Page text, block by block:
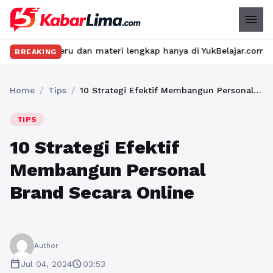
menu
BREAKING
dan materi lengkap hanya di YukBelajar.com. Mulai
Home / Tips / 10 Strategi Efektif Membangun Personal Brand Secara Online
TIPS
10 Strategi Efektif
Membangun Personal
Brand Secara Online
Author
calendar_todayJul 04, 2024schedule03:53